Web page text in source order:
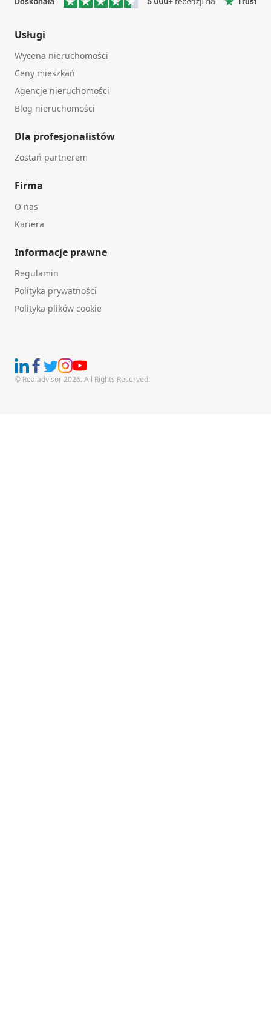
Usługi
Wycena nieruchomości
Ceny mieszkań
Agencje nieruchomości
Blog nieruchomości
Dla profesjonalistów
Zostań partnerem
Firma
O nas
Kariera
Informacje prawne
Regulamin
Polityka prywatności
Polityka plików cookie
© Realadvisor 2026. All Rights Reserved.